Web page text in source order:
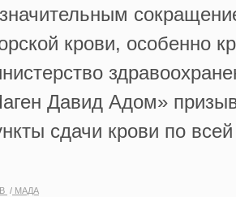
крови, особенно
Давид Адом»
сдачи крови по
МАДА